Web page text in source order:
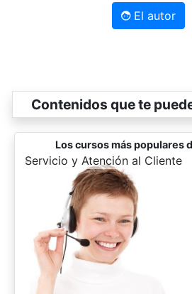
El autor
Contenidos que te
Los cursos más populares
-
Servicio y Atención al Cliente